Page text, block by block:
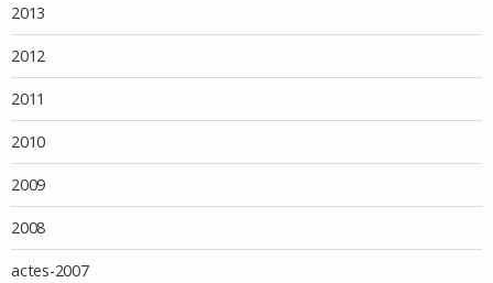
2013
2012
2011
2010
2009
2008
actes-2007